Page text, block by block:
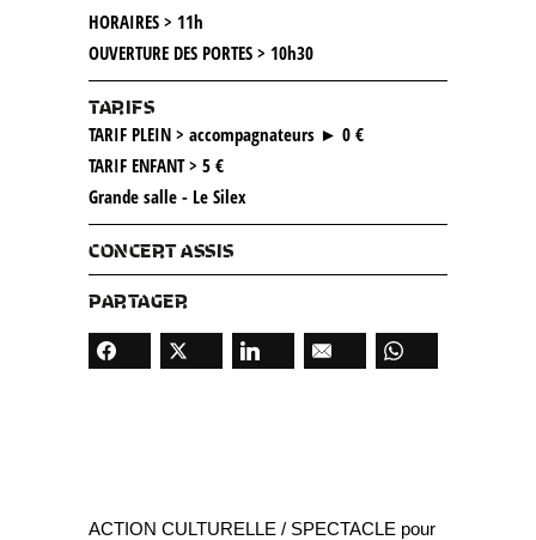
HORAIRES > 11h
OUVERTURE DES PORTES > 10h30
TARIFS
TARIF PLEIN > accompagnateurs ► 0 €
TARIF ENFANT > 5 €
Grande salle - Le Silex
CONCERT ASSIS
PARTAGER
ACTION CULTURELLE / SPECTACLE pour